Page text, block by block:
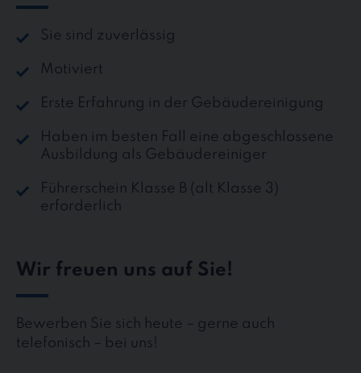
Sie sind zuverlässig
Motiviert
Erste Erfahrung in der Gebäudereinigung
Haben im besten Fall eine abgeschlossene
Ausbildung als Gebäudereiniger
Führerschein Klasse B (alt Klasse 3)
erforderlich
Wir freuen uns auf Sie!
Bewerben Sie sich heute – gerne auch
telefonisch – bei uns!